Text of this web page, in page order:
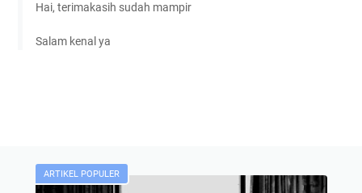
Hai, terimakasih sudah mampir
Salam kenal ya
ARTIKEL POPULER